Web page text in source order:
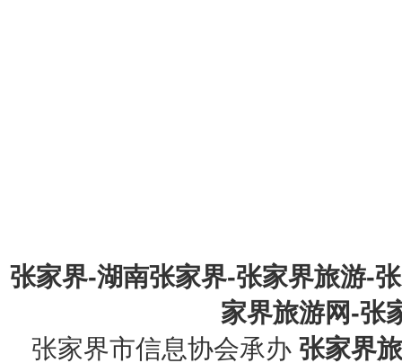
张家界-湖南张家界-张家界旅游-
家界旅游网-张
张家界市信息协会承办 张家界